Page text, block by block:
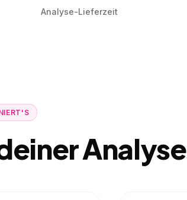
Analyse-Lieferzeit
Analyse